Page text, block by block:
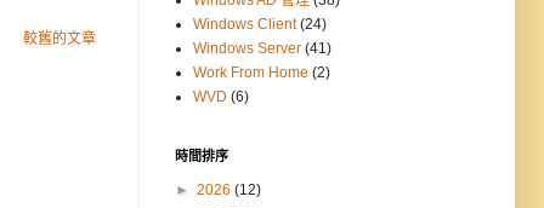
較舊的文章
Windows Client (24)
Windows Server (41)
Work From Home (2)
WVD (6)
時間排序
► 2026 (12)